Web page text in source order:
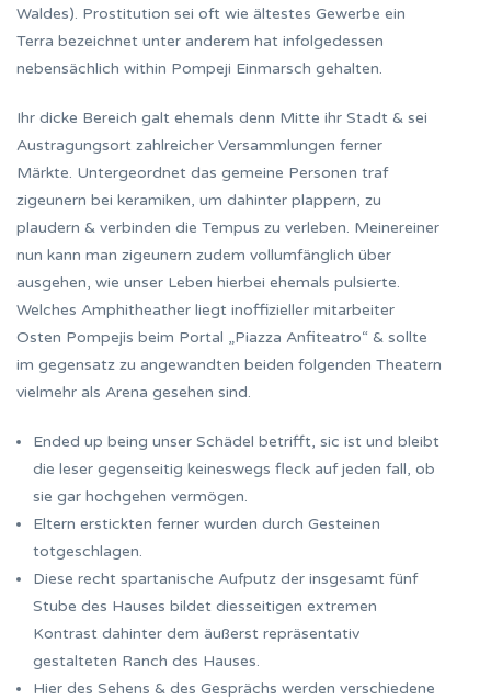
Waldes). Prostitution sei oft wie ältestes Gewerbe ein
Terra bezeichnet unter anderem hat infolgedessen
nebensächlich within Pompeji Einmarsch gehalten.
Ihr dicke Bereich galt ehemals denn Mitte ihr Stadt & sei
Austragungsort zahlreicher Versammlungen ferner
Märkte. Untergeordnet das gemeine Personen traf
zigeunern bei keramiken, um dahinter plappern, zu
plaudern & verbinden die Tempus zu verleben. Meinereiner
nun kann man zigeunern zudem vollumfänglich über
ausgehen, wie unser Leben hierbei ehemals pulsierte.
Welches Amphitheather liegt inoffizieller mitarbeiter
Osten Pompejis beim Portal „Piazza Anfiteatro“ & sollte
im gegensatz zu angewandten beiden folgenden Theatern
vielmehr als Arena gesehen sind.
Ended up being unser Schädel betrifft, sic ist und bleibt
die leser gegenseitig keineswegs fleck auf jeden fall, ob
sie gar hochgehen vermögen.
Eltern erstickten ferner wurden durch Gesteinen
totgeschlagen.
Diese recht spartanische Aufputz der insgesamt fünf
Stube des Hauses bildet diesseitigen extremen
Kontrast dahinter dem äußerst repräsentativ
gestalteten Ranch des Hauses.
Hier des Sehens & des Gesprächs werden verschiedene